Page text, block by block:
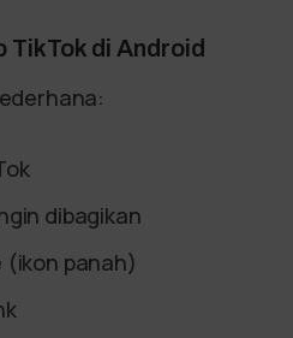
TikTok di Android
dibagikan
(ikon panah)